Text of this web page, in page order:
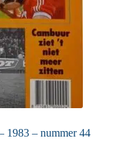
1983 – nummer 44